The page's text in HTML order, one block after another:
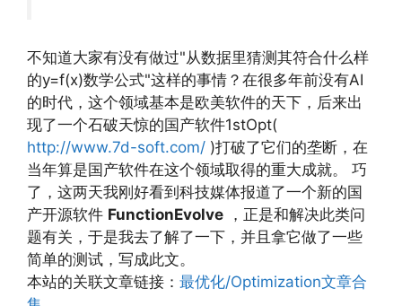
不知道大家有没有做过"从数据里猜测其符合什么样
的y=f(x)数学公式"这样的事情？在很多年前没有AI
的时代，这个领域基本是欧美软件的天下，后来出
现了一个石破天惊的国产软件1stOpt(
http://www.7d-soft.com/ )打破了它们的垄断，在
当年算是国产软件在这个领域取得的重大成就。 巧
了，这两天我刚好看到科技媒体报道了一个新的国
产开源软件 FunctionEvolve ，正是和解决此类问
题有关，于是我去了解了一下，并且拿它做了一些
简单的测试，写成此文。
本站的关联文章链接： 最优化/Optimization文章合